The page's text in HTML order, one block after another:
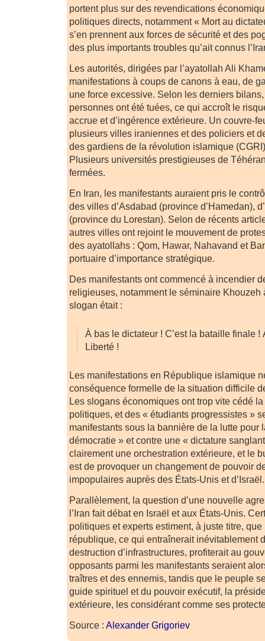
portent plus sur des revendications
politiques directs, notamment « Mort au
s’en prennent aux forces de sécurité et des
des plus importants troubles qu’ait connus
Les autorités, dirigées par l’ayatollah Ali
manifestations à coups de canons à eau, de
une force excessive. Selon les derniers
personnes ont été tuées, ce qui accroît le
accrue et d’ingérence extérieure. Un couvre-
plusieurs villes iraniennes et des policiers et
des gardiens de la révolution islamique
Plusieurs universités prestigieuses de
fermées.
En Iran, les manifestants auraient pris le
des villes d’Asdabad (province d’Hamedan),
(province du Lorestan). Selon de récents
autres villes ont rejoint le mouvement de
des ayatollahs : Qom, Hawar, Nahavand et
portuaire d’importance stratégique.
Des manifestants ont commencé à incendier
religieuses, notamment le séminaire Khouzeh
slogan était :
À bas le dictateur ! C’est la bataille finale !
Liberté !
Les manifestations en République islamique
conséquence formelle de la situation difficile
Les slogans économiques ont trop vite cédé
politiques, et des « étudiants progressistes »
manifestants sous la bannière de la lutte pour
démocratie » et contre une « dictature
clairement une orchestration extérieure, et le
est de provoquer un changement de pouvoir
impopulaires auprès des États-Unis et d’Israël.
Parallèlement, la question d’une nouvelle
l’Iran fait débat en Israël et aux États-Unis.
politiques et experts estiment, à juste titre,
république, ce qui entraînerait inévitablement
destruction d’infrastructures, profiterait au
opposants parmi les manifestants seraient
traîtres et des ennemis, tandis que le peuple
guide spirituel et du pouvoir exécutif, la
extérieure, les considérant comme ses
Source : Alexander Grigoriev